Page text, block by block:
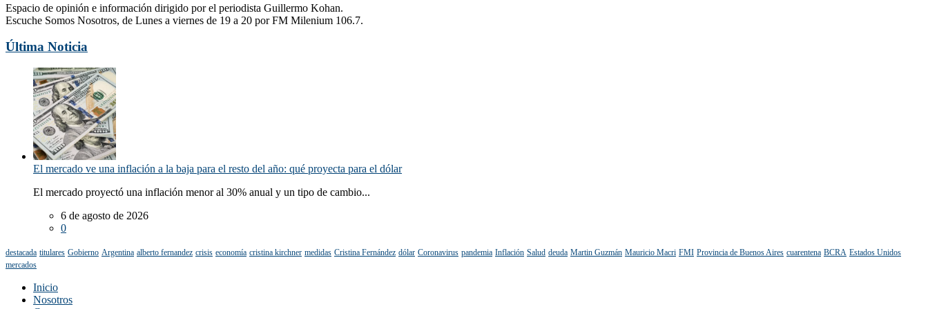
Espacio de opinión e información dirigido por el periodista Guillermo Kohan.
Escuche Somos Nosotros, de Lunes a viernes de 19 a 20 por FM Milenium 106.7.
Última Noticia
El mercado ve una inflación a la baja para el resto del año: qué proyecta para el dólar
El mercado proyectó una inflación menor al 30% anual y un tipo de cambio...
6 de agosto de 2026
0
destacada titulares Gobierno Argentina alberto fernandez crisis economía cristina kirchner medidas Cristina Fernández dólar Coronavirus pandemia Inflación Salud deuda Martin Guzmán Mauricio Macri FMI Provincia de Buenos Aires cuarentena BCRA Estados Unidos
mercados
Inicio
Nosotros